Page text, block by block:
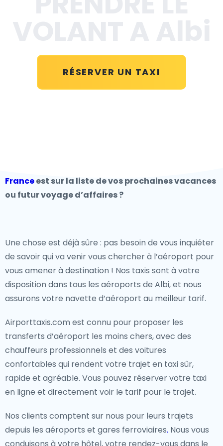
RÉSERVER UN TAXI
Franceest sur la liste de vos prochaines vacances
ou futur voyage d’affaires ?
Une chose est déjà sûre : pas besoin de vous inquiéter
de savoir qui va venir vous chercher à l’aéroport pour
vous amener à destination ! Nos taxis sont à votre
disposition dans tous les aéroports de Albi, et nous
assurons votre navette d’aéroport au meilleur tarif.
Airporttaxis.com est connu pour proposer les
transferts d’aéroport les moins chers, avec des
chauffeurs professionnels et des voitures
confortables qui rendent votre trajet en taxi sûr,
rapide et agréable. Vous pouvez réserver votre taxi
en ligne et directement voir le tarif pour le trajet.
Nos clients comptent sur nous pour leurs trajets
depuis les aéroports et gares ferroviaires. Nous vous